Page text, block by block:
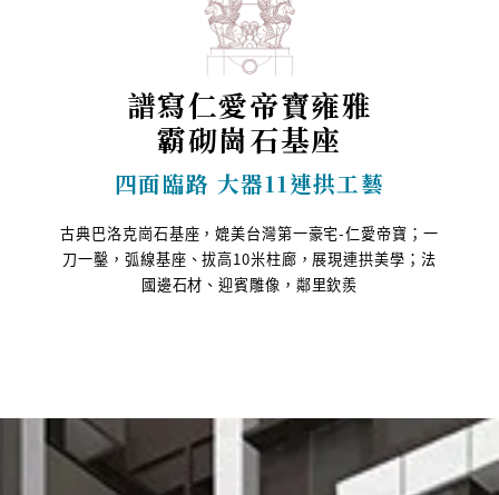
譜寫仁愛帝寶雍雅
霸砌崗石基座
四面臨路 大器11連拱工藝
古典巴洛克崗石基座，媲美台灣第一豪宅-仁愛帝寶；一
刀一鑿，弧線基座、拔高10米柱廊，展現連拱美學；法
國邊石材、迎賓雕像，鄰里欽羨